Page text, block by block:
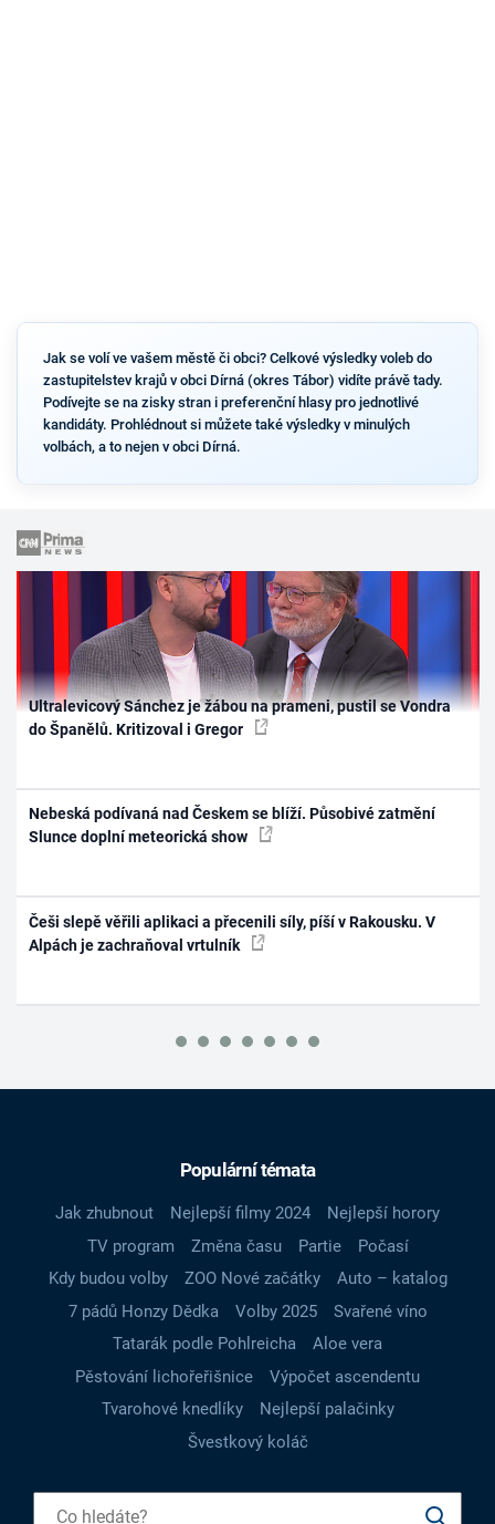
Jak se volí ve vašem městě či obci? Celkové výsledky voleb do
zastupitelstev krajů v obci Dírná (okres Tábor) vidíte právě tady.
Podívejte se na zisky stran i preferenční hlasy pro jednotlivé
kandidáty. Prohlédnout si můžete také výsledky v minulých
volbách, a to nejen v obci Dírná.
Ultralevicový Sánchez je žábou na prameni, pustil se Vondra
do Španělů. Kritizoval i Gregor
Nebeská podívaná nad Českem se blíží. Působivé zatmění
Slunce doplní meteorická show
Češi slepě věřili aplikaci a přecenili síly, píší v Rakousku. V
Alpách je zachraňoval vrtulník
Populární témata
Jak zhubnout Nejlepší filmy 2024
Nejlepší horory
TV program
Změna času Partie
Počasí
Kdy budou volby
ZOO Nové začátky
Auto – katalog
7 pádů Honzy Dědka
Volby 2025
Svařené víno
Tatarák podle Pohlreicha
Aloe vera
Pěstování lichořeřišnice
Výpočet ascendentu
Tvarohové knedlíky
Nejlepší palačinky
Švestkový koláč